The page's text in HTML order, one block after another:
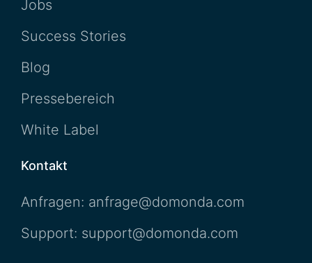
Jobs
Success Stories
Blog
Pressebereich
White Label
Kontakt
Anfragen: anfrage@domonda.com
Support: support@domonda.com